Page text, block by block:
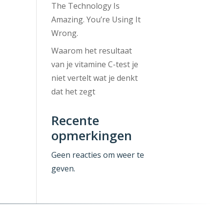
The Technology Is
Amazing. You’re Using It
Wrong.
Waarom het resultaat
van je vitamine C-test je
niet vertelt wat je denkt
dat het zegt
Recente
opmerkingen
Geen reacties om weer te
geven.